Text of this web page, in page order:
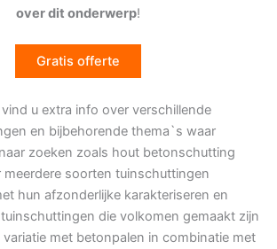
over dit onderwerp!
Gratis offerte
u extra info over verschillende
en bijbehorende thema`s waar
zoeken zoals hout betonschutting
meerdere soorten tuinschuttingen
hun afzonderlijke karakteriseren en
die volkomen gemaakt zijn
met betonpalen in combinatie met